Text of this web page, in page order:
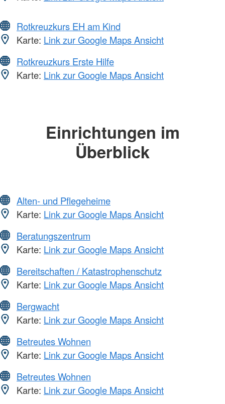
Rotkreuzkurs EH am Kind
Karte: Link zur Google Maps Ansicht
Rotkreuzkurs Erste Hilfe
Karte: Link zur Google Maps Ansicht
Einrichtungen im
Überblick
Alten- und Pflegeheime
Karte: Link zur Google Maps Ansicht
Beratungszentrum
Karte: Link zur Google Maps Ansicht
Bereitschaften / Katastrophenschutz
Karte: Link zur Google Maps Ansicht
Bergwacht
Karte: Link zur Google Maps Ansicht
Betreutes Wohnen
Karte: Link zur Google Maps Ansicht
Betreutes Wohnen
Karte: Link zur Google Maps Ansicht